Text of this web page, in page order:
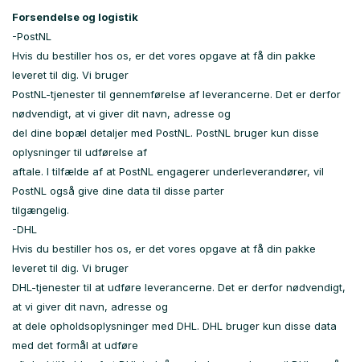
Forsendelse og logistik
-PostNL
Hvis du bestiller hos os, er det vores opgave at få din pakke
leveret til dig. Vi bruger
PostNL-tjenester til gennemførelse af leverancerne. Det er derfor
nødvendigt, at vi giver dit navn, adresse og
del dine bopæl detaljer med PostNL. PostNL bruger kun disse
oplysninger til udførelse af
aftale. I tilfælde af at PostNL engagerer underleverandører, vil
PostNL også give dine data til disse parter
tilgængelig.
-DHL
Hvis du bestiller hos os, er det vores opgave at få din pakke
leveret til dig. Vi bruger
DHL-tjenester til at udføre leverancerne. Det er derfor nødvendigt,
at vi giver dit navn, adresse og
at dele opholdsoplysninger med DHL. DHL bruger kun disse data
med det formål at udføre